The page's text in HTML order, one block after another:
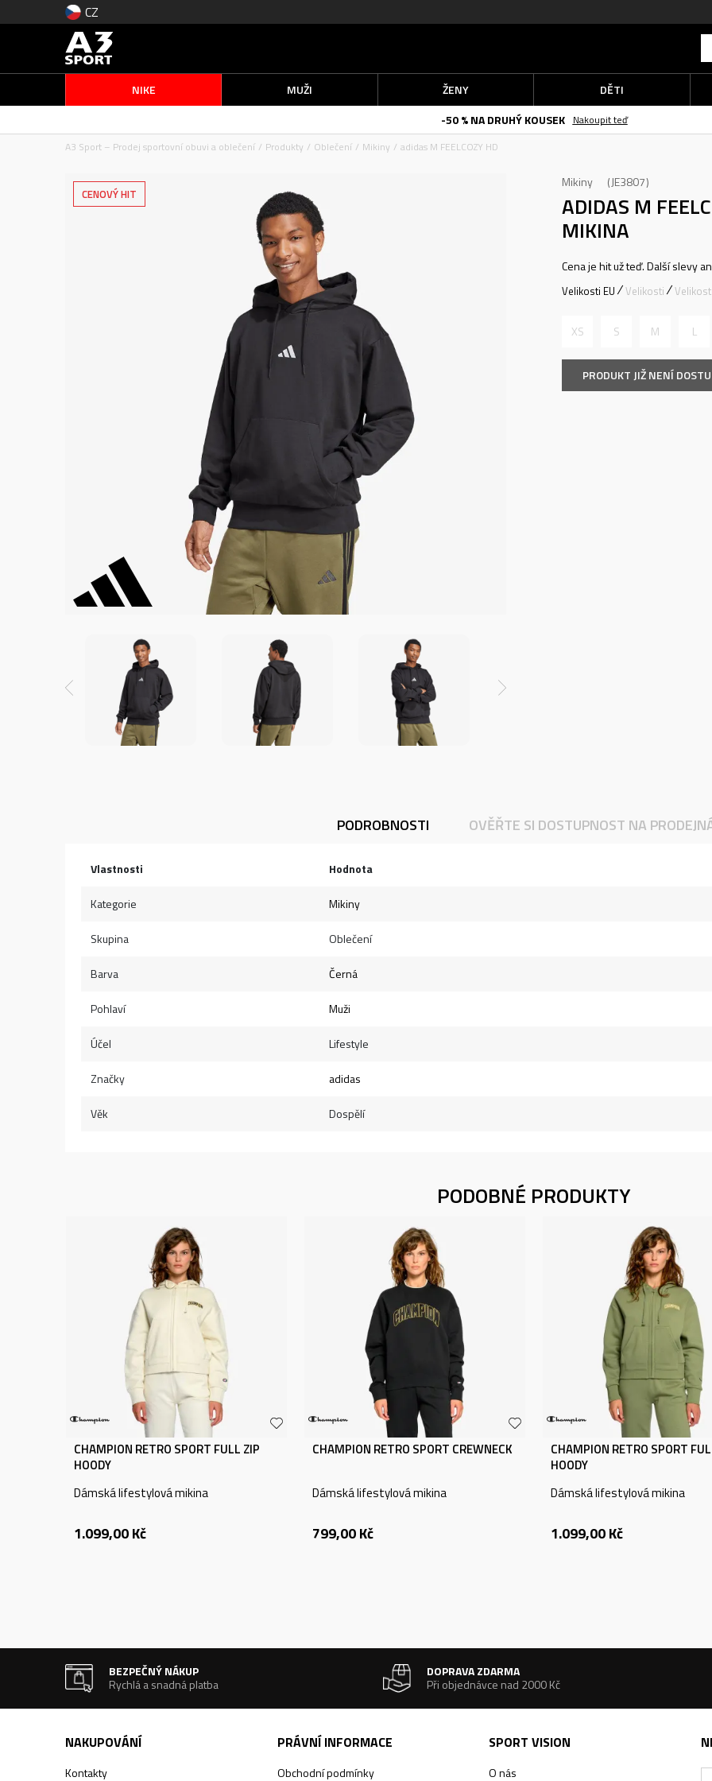
CZ
NIKE MUŽI ŽENY
DĚTI
-50 % NA DRUHÝ KOUSEK
Nakoupit teď
A3 Sport – Prodej sportovní obuvi a oblečení
Produkty Oblečení Mikiny adidas M FEELCOZY HD
CENOVÝ HIT
Mikiny JE3807
ADIDAS M
MIKINA
Cena je hit už teď. Další slevy
Velikosti EU Velikosti
XS S M L
PRODUKT JIŽ NENÍ
PODROBNOSTI OVĚŘTE SI DOSTUPNOST NA
Vlastnosti Hodnota
Kategorie Mikiny
Skupina Oblečení
Barva Černá
Pohlaví Muži
Účel Lifestyle
Značky adidas
Věk Dospělí
PODOBNÉ PRODUKTY
CHAMPION RETRO SPORT FULL ZIP
HOODY
Dámská lifestylová mikina
1.099,00Kč
CHAMPION RETRO SPORT CREWNECK
Dámská lifestylová mikina
799,00Kč
CHAMPION RETRO SPORT
HOODY
Dámská lifestylová mikina
1.099,00Kč
BEZPEČNÝ NÁKUP
Rychlá a snadná platba
DOPRAVA ZDARMA
Při objednávce nad 2000 Kč
NAKUPOVÁNÍ
Kontakty
PRÁVNÍ INFORMACE
Obchodní podmínky
SPORT VISION
O nás